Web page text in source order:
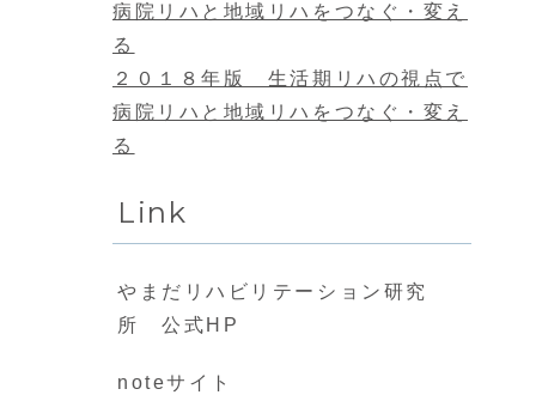
病院リハと地域リハをつなぐ・変え
る
２０１８年版 生活期リハの視点で
病院リハと地域リハをつなぐ・変え
る
Link
やまだリハビリテーション研究
所 公式HP
noteサイト